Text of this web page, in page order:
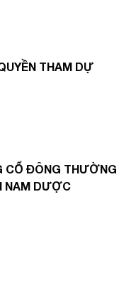
THAM DỰ
CỔ ĐÔNG THƯỜNG
NAM DƯỢC